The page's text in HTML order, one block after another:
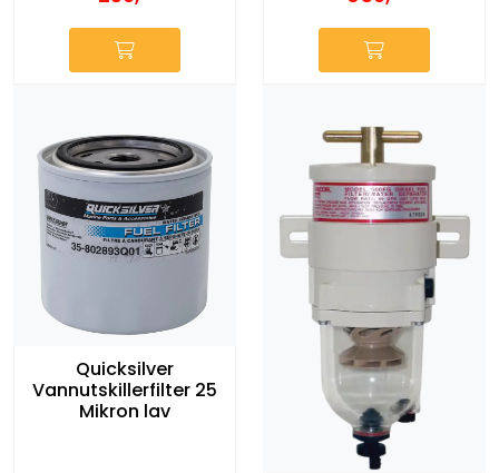
Quicksilver
Vannutskillerfilter 25
Mikron lav